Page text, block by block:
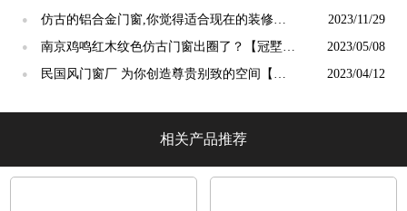
●
仿古的铝合金门窗,你觉得适合现在的装修吗?
【冠墅阳光】
2023/11/29
●
南京鸡鸣红木纹色仿古门窗出圈了？【冠墅阳
光】
2023/05/08
●
民国风门窗厂 为你创造尊贵别致的空间【冠
2023/04/12
相关产品推荐